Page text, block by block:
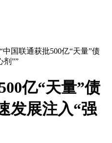
中国联通获批500亿“天量”债
剂””
亿“天量”债
发展注入“强